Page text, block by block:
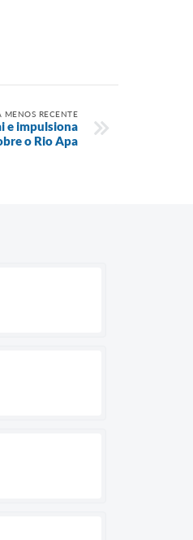
MENOS RECENTE
e impulsiona
o Rio Apa